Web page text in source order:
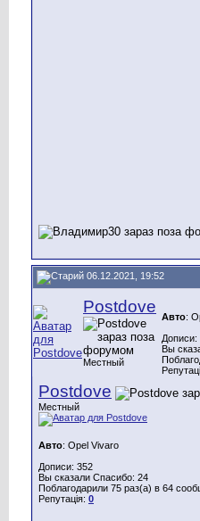
06.12.2021, 19:52
Postdove
Местный
Авто:
Дописи:
Вы
Postdove
Местный
Авто: Opel Vivaro
Дописи: 352
Вы сказали Спасибо: 24
Поблагодарили 75 раз(а) в 64
Репутація: 0